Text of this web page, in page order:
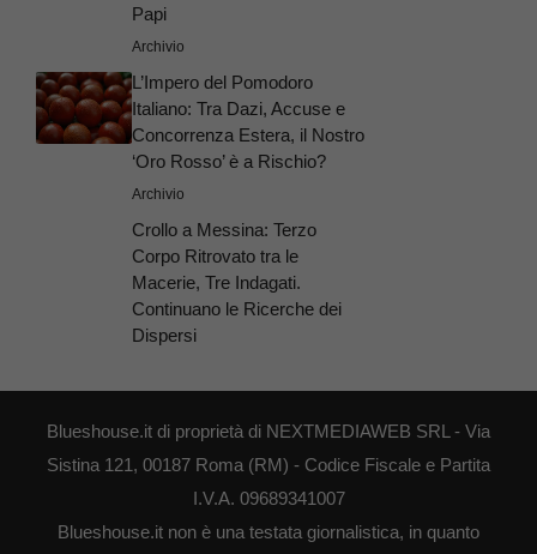
Papi
Archivio
L’Impero del Pomodoro
Italiano: Tra Dazi, Accuse e
Concorrenza Estera, il Nostro
‘Oro Rosso’ è a Rischio?
Archivio
Crollo a Messina: Terzo
Corpo Ritrovato tra le
Macerie, Tre Indagati.
Continuano le Ricerche dei
Dispersi
Blueshouse.it di proprietà di NEXTMEDIAWEB SRL - Via
Sistina 121, 00187 Roma (RM) - Codice Fiscale e Partita
I.V.A. 09689341007
Blueshouse.it non è una testata giornalistica, in quanto